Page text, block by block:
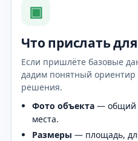
▣
Что прислать
Если пришлёте базовые
дадим понятный ориентир
решения.
Фото объекта — общий
места.
Размеры — площадь,